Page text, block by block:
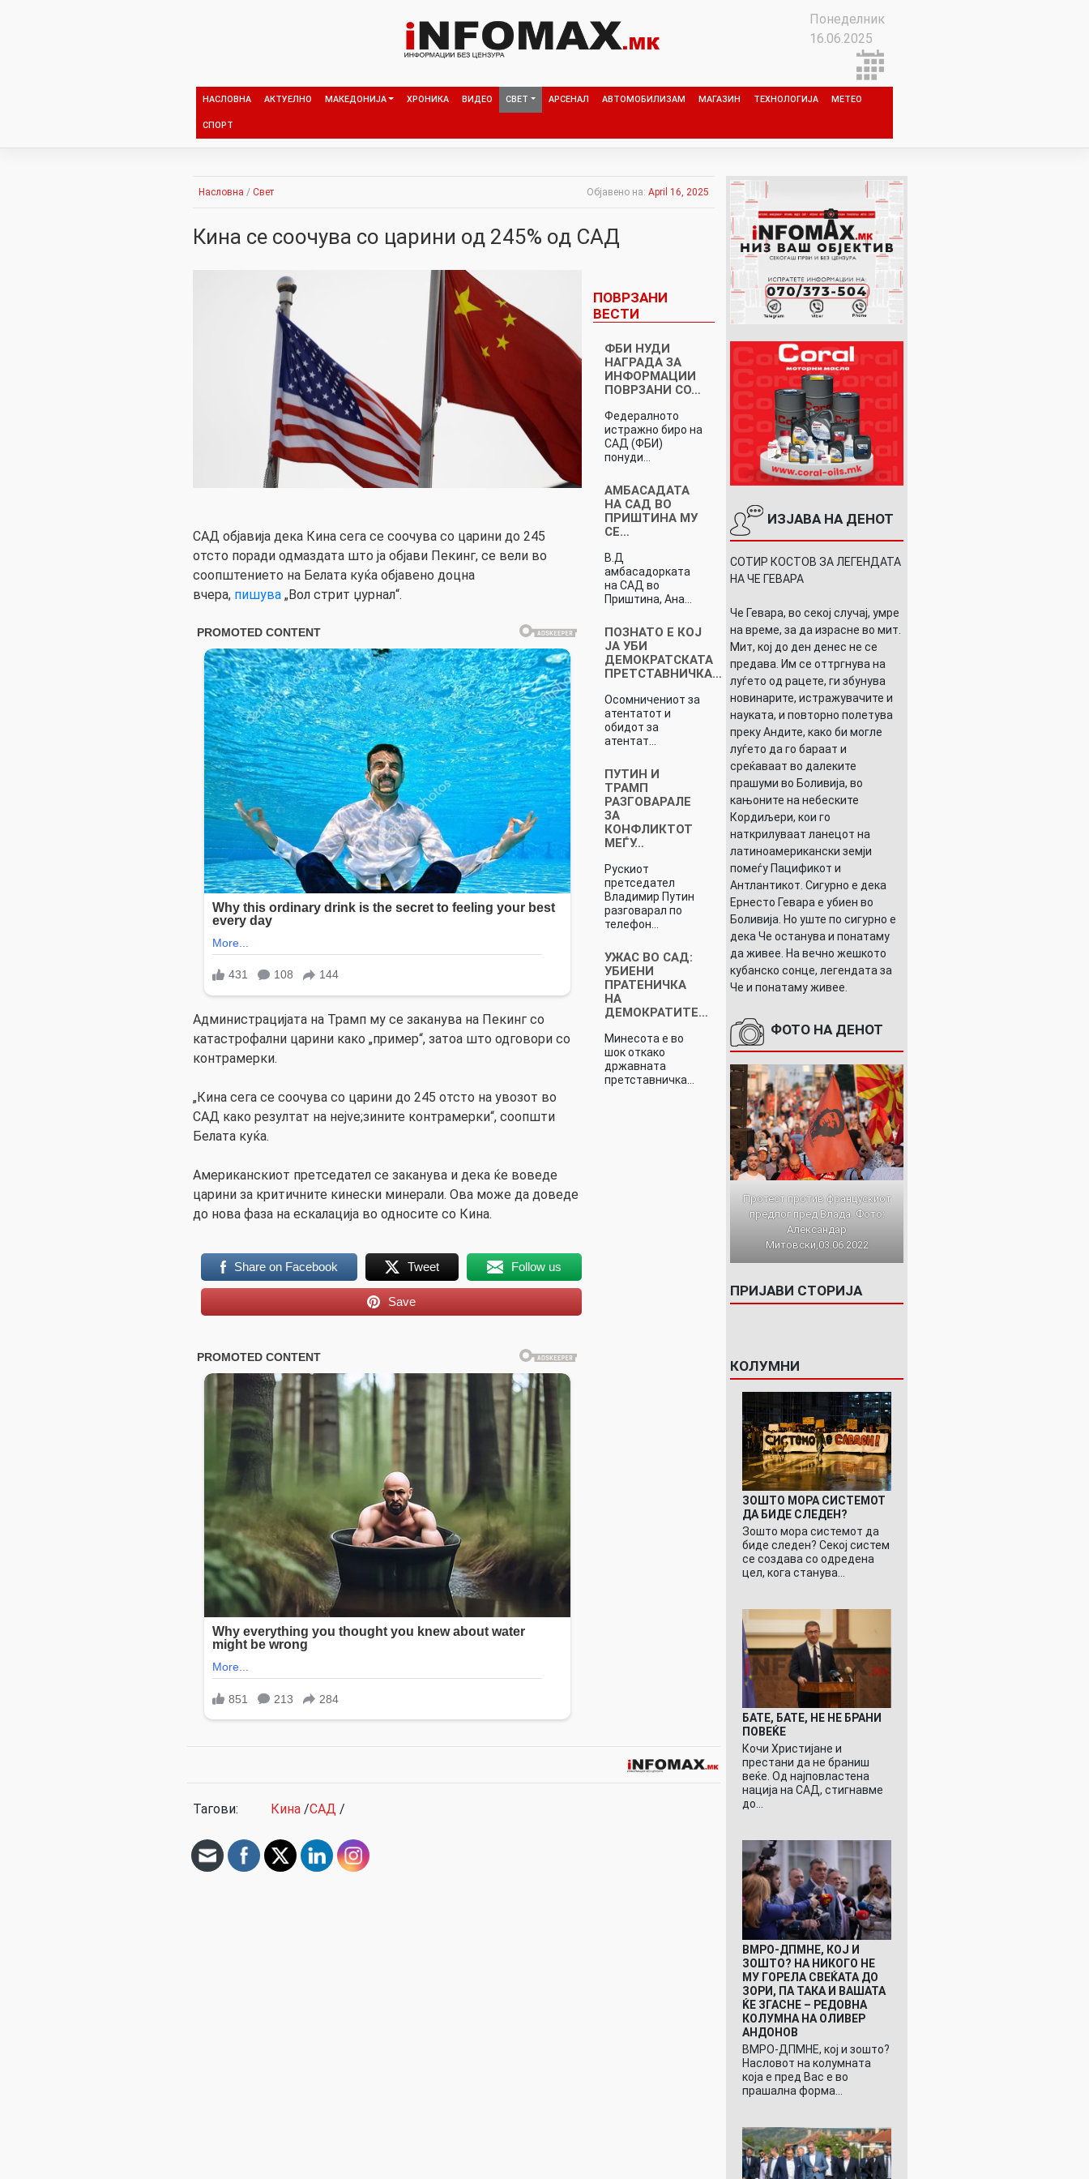
Понеделник
16.06.2025
НАСЛОВНА АКТУЕЛНО МАКЕДОНИЈА ХРОНИКА ВИДЕО СВЕТ АРСЕНАЛ АВТОМОБИЛИЗАМ МАГАЗИН ТЕХНОЛОГИЈА МЕТЕО
СПОРТ
Насловна / Свет Објавено на: April 16, 2025
Кина се соочува со царини од 245% од САД
САД објавија дека Кина сега се соочува со царини до 245
отсто поради одмаздата што ја објави Пекинг, се вели во
соопштението на Белата куќа објавено доцна
вчера, пишува „Вол стрит џурнал“.
Администрацијата на Трамп му се заканува на Пекинг со
катастрофални царини како „пример“, затоа што одговори со
контрамерки.
„Кина сега се соочува со царини до 245 отсто на увозот во
САД како резултат на нејve;зините контрамерки“, соопшти
Белата куќа.
Американскиот претседател се заканува и дека ќе воведе
царини за критичните кинески минерали. Ова може да доведе
до нова фаза на ескалација во односите со Кина.
Share on Facebook Tweet Follow us
Save
ПОВРЗАНИ
ВЕСТИ
ФБИ НУДИ
НАГРАДА ЗА
ИНФОРМАЦИИ
ПОВРЗАНИ СО…
Федералното
истражно биро на
САД (ФБИ)
понуди…
АМБАСАДАТА
НА САД ВО
ПРИШТИНА МУ
СЕ…
В.Д
амбасадорката
на САД во
Приштина, Ана…
ПОЗНАТО Е КОЈ
ЈА УБИ
ДЕМОКРАТСКАТА
ПРЕТСТАВНИЧКА…
Осомничениот за
атентатот и
обидот за
атентат…
ПУТИН И
ТРАМП
РАЗГОВАРАЛЕ
ЗА
КОНФЛИКТОТ
МЕЃУ…
Рускиот
претседател
Владимир Путин
разговарал по
телефон…
УЖАС ВО САД:
УБИЕНИ
ПРАТЕНИЧКА
НА
ДЕМОКРАТИТЕ…
Минесота е во
шок откако
државната
претставничка…
Тагови: Кина /САД /
ИЗЈАВА НА ДЕНОТ
СОТИР КОСТОВ ЗА ЛЕГЕНДАТА
НА ЧЕ ГЕВАРА
Че Гевара, во секој случај, умре
на време, за да израсне во мит.
Мит, кој до ден денес не се
предава. Им се оттргнува на
луѓето од рацете, ги збунува
новинарите, истражувачите и
науката, и повторно полетува
преку Андите, како би могле
луѓето да го бараат и
среќаваат во далеките
прашуми во Боливија, во
кањоните на небеските
Кордиљери, кои го
наткрилуваат ланецот на
латиноамерикански земји
помеѓу Пацификот и
Антлантикот. Сигурно е дека
Ернесто Гевара е убиен во
Боливија. Но уште по сигурно е
дека Че останува и понатаму
да живее. На вечно жешкото
кубанско сонце, легендата за
Че и понатаму живее.
ФОТО НА ДЕНОТ
Протест против францускиот
предлог пред Влада. Фото:
Александар
Митовски,03.06.2022
ПРИЈАВИ СТОРИЈА
КОЛУМНИ
ЗОШТО МОРА СИСТЕМОТ
ДА БИДЕ СЛЕДЕН?
Зошто мора системот да
биде следен? Секој систем
се создава со одредена
цел, кога станува…
БАТЕ, БАТЕ, НЕ НЕ БРАНИ
ПОВЕЌЕ
Кочи Христијане и
престани да не браниш
веќе. Од најповластена
нација на САД, стигнавме
до…
ВМРО-ДПМНЕ, КОЈ И
ЗОШТО? НА НИКОГО НЕ
МУ ГОРЕЛА СВЕЌАТА ДО
ЗОРИ, ПА ТАКА И ВАШАТА
ЌЕ ЗГАСНЕ – РЕДОВНА
КОЛУМНА НА ОЛИВЕР
АНДОНОВ
ВМРО-ДПМНЕ, кој и зошто?
Насловот на колумната
која е пред Вас е во
прашална форма…